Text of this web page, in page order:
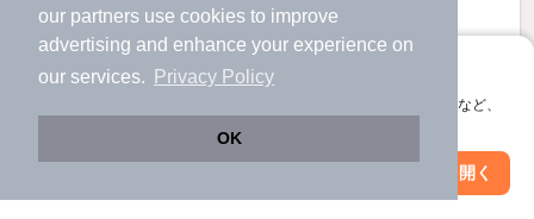
our partners use cookies to improve
advertising and enhance your experience on
our services.
Privacy Policy
OK
アプリに切り替えて、サクサクお部屋探し
会員登録なしですぐ使える。マップ検索やお気に入り保存など、
アプリを開く
絞り込み条件を変更